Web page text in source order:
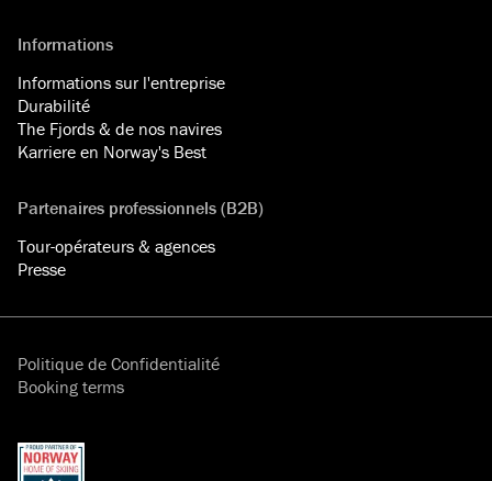
Informations
Informations sur l'entreprise
Durabilité
The Fjords & de nos navires
Karriere en Norway's Best
Partenaires professionnels (B2B)
Tour-opérateurs & agences
Presse
Politique de Confidentialité
Booking terms